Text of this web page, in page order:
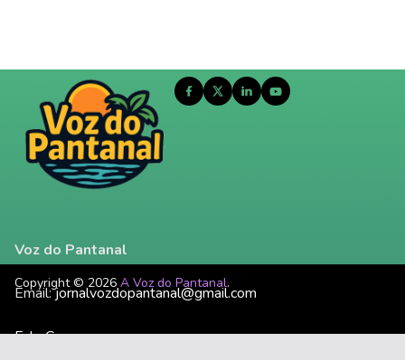
Voz do Pantanal
Email:jornalvozdopantanal@gmail.com
Fale Conosco
Copyright © 2026 A Voz do Pantanal.